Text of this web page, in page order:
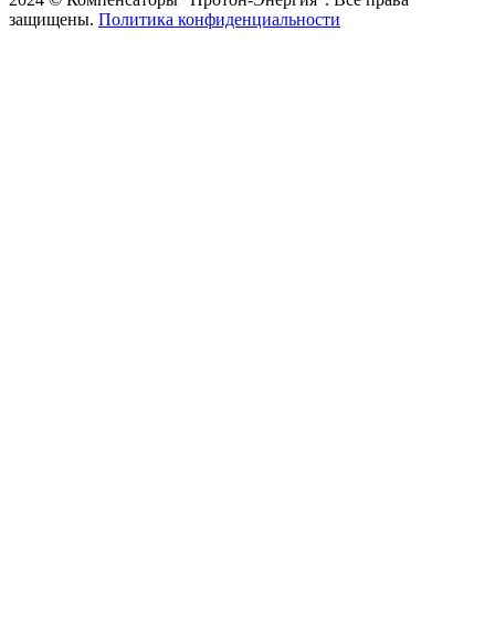
защищены. Политика конфиденциальности